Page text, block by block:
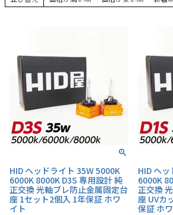
HID ヘッドライト 35W 5000K
6000K 8000K D3S 専用設計 純
正交換 光軸ブレ防止金属固定台
座 1セット2個入 1年保証 ホワ
イト
HID ヘ
6000K
正交換
座 UVカ
保証 ホ